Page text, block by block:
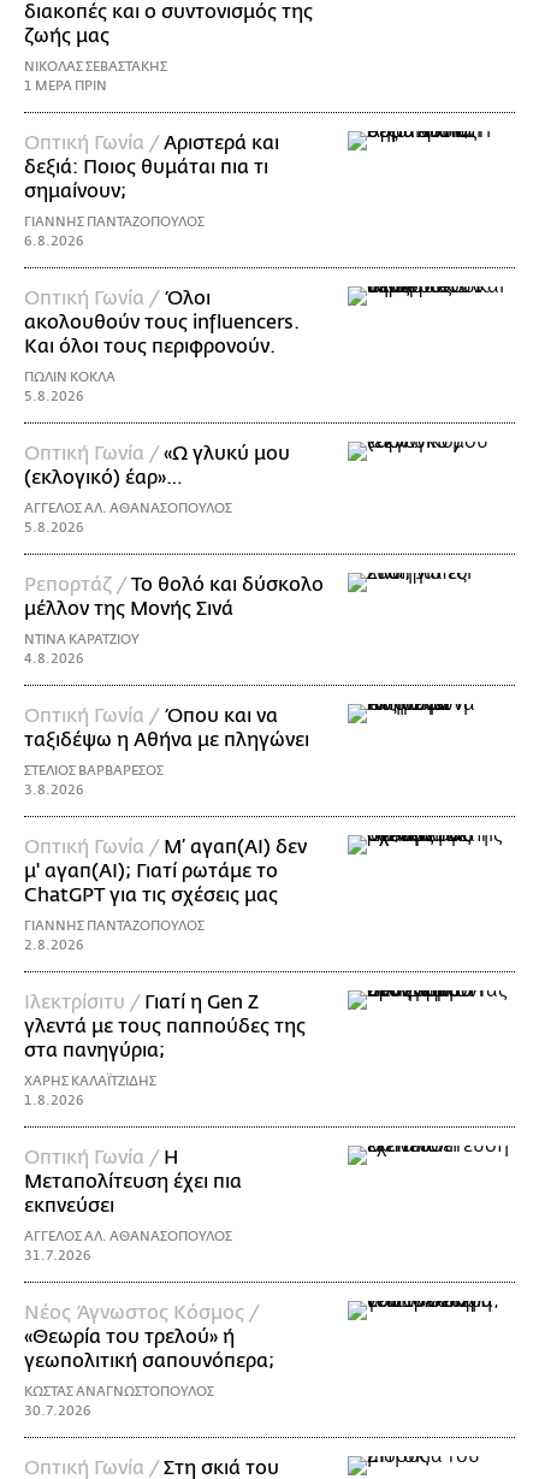
διακοπές και ο συντονισμός της
ζωής μας
ΝΙΚΟΛΑΣ ΣΕΒΑΣΤΑΚΗΣ
1 ΜΕΡΑ ΠΡΙΝ
Οπτική Γωνία /Αριστερά και
δεξιά: Ποιος θυμάται πια τι
σημαίνουν;
ΓΙΑΝΝΗΣ ΠΑΝΤΑΖΟΠΟΥΛΟΣ
6.8.2026
Οπτική Γωνία /Όλοι
ακολουθούν τους influencers.
Και όλοι τους περιφρονούν.
ΠΩΛΙΝ ΚΟΚΛΑ
5.8.2026
Οπτική Γωνία /«Ω γλυκύ μου
(εκλογικό) έαρ»…
ΑΓΓΕΛΟΣ ΑΛ. ΑΘΑΝΑΣΟΠΟΥΛΟΣ
5.8.2026
Ρεπορτάζ /Το θολό και δύσκολο
μέλλον της Μονής Σινά
ΝΤΙΝΑ ΚΑΡΑΤΖΙΟΥ
4.8.2026
Οπτική Γωνία /Όπου και να
ταξιδέψω η Αθήνα με πληγώνει
ΣΤΕΛΙΟΣ ΒΑΡΒΑΡΕΣΟΣ
3.8.2026
Οπτική Γωνία / Μ’ αγαπ(AI) δεν
μ' αγαπ(ΑΙ); Γιατί ρωτάμε το
ChatGPT για τις σχέσεις μας
ΓΙΑΝΝΗΣ ΠΑΝΤΑΖΟΠΟΥΛΟΣ
2.8.2026
Ιλεκτρίσιτυ / Γιατί η Gen Z
γλεντά με τους παππούδες της
στα πανηγύρια;
ΧΑΡΗΣ ΚΑΛΑΪΤΖΙΔΗΣ
1.8.2026
Οπτική Γωνία / Η
Μεταπολίτευση έχει πια
εκπνεύσει
ΑΓΓΕΛΟΣ ΑΛ. ΑΘΑΝΑΣΟΠΟΥΛΟΣ
31.7.2026
Νέος Άγνωστος Κόσμος /
«Θεωρία του τρελού» ή
γεωπολιτική σαπουνόπερα;
ΚΩΣΤΑΣ ΑΝΑΓΝΩΣΤΟΠΟΥΛΟΣ
30.7.2026
Οπτική Γωνία /Στη σκιά του